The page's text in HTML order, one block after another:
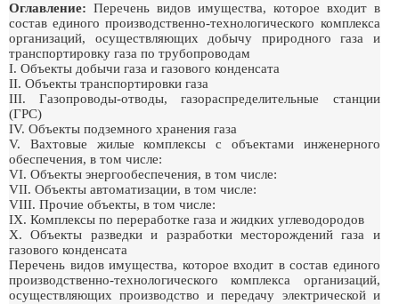
Оглавление: Перечень видов имущества, которое входит в
состав единого производственно-технологического комплекса
организаций, осуществляющих добычу природного газа и
транспортировку газа по трубопроводам
I. Объекты добычи газа и газового конденсата
II. Объекты транспортировки газа
III. Газопроводы-отводы, газораспределительные станции
(ГРС)
IV. Объекты подземного хранения газа
V. Вахтовые жилые комплексы с объектами инженерного
обеспечения, в том числе:
VI. Объекты энергообеспечения, в том числе:
VII. Объекты автоматизации, в том числе:
VIII. Прочие объекты, в том числе:
IX. Комплексы по переработке газа и жидких углеводородов
X. Объекты разведки и разработки месторождений газа и
газового конденсата
Перечень видов имущества, которое входит в состав единого
производственно-технологического комплекса организаций,
осуществляющих производство и передачу электрической и